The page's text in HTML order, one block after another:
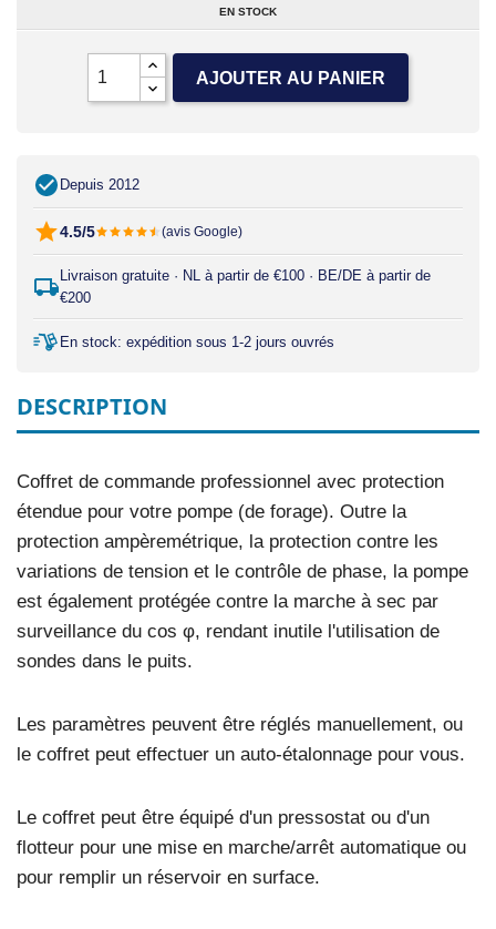
EN STOCK
AJOUTER AU PANIER
Depuis 2012
4.5/5 (avis Google)
Livraison gratuite · NL à partir de €100 · BE/DE à partir de
€200
En stock: expédition sous 1-2 jours ouvrés
DESCRIPTION
Coffret de commande professionnel avec protection
étendue pour votre pompe (de forage). Outre la
protection ampèremétrique, la protection contre les
variations de tension et le contrôle de phase, la pompe
est également protégée contre la marche à sec par
surveillance du cos φ, rendant inutile l'utilisation de
sondes dans le puits.
Les paramètres peuvent être réglés manuellement, ou
le coffret peut effectuer un auto-étalonnage pour vous.
Le coffret peut être équipé d'un pressostat ou d'un
flotteur pour une mise en marche/arrêt automatique ou
pour remplir un réservoir en surface.